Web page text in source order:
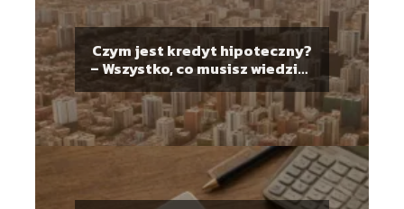
Czym jest kredyt hipoteczny?
– Wszystko, co musisz wiedzieć
przed zakupem mieszkania